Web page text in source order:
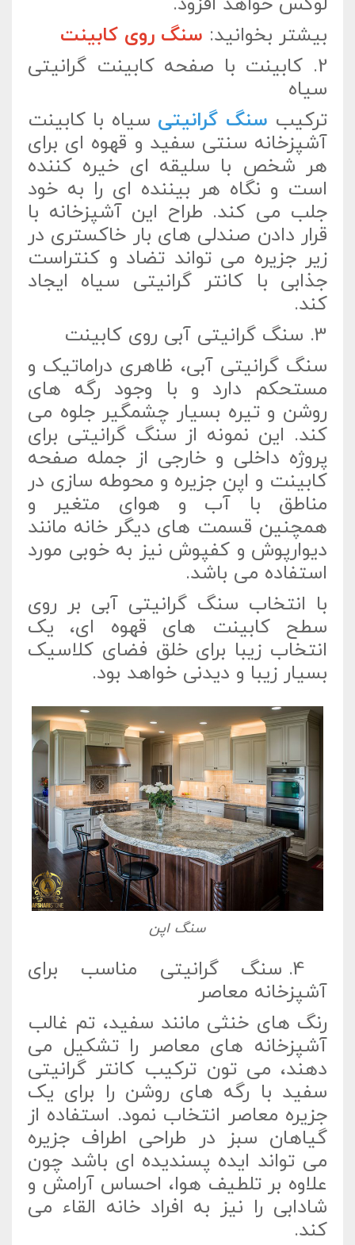
بیشتر بخوانید: سنگ روی کابینت
2. کابینت با صفحه کابینت گرانیتی
سیاه
ترکیب سنگ گرانیتی سیاه با کابینت
آشپزخانه سنتی سفید و قهوه ای برای
هر شخص با سلیقه ای خیره کننده
است و نگاه هر بیننده ای را به خود
جلب می کند. طراح این آشپزخانه با
قرار دادن صندلی های بار خاکستری در
زیر جزیره می تواند تضاد و کنتراست
جذابی با کانتر گرانیتی سیاه ایجاد
کند.
3. سنگ گرانیتی آبی روی کابینت
سنگ گرانیتی آبی، ظاهری دراماتیک و
مستحکم دارد و با وجود رگه های
روشن و تیره بسیار چشمگیر جلوه می
کند. این نمونه از سنگ گرانیتی برای
پروژه داخلی و خارجی از جمله صفحه
کابینت و اپن جزیره و محوطه سازی در
مناطق با آب و هوای متغیر و
همچنین قسمت های دیگر خانه مانند
دیوارپوش و کفپوش نیز به خوبی مورد
استفاده می باشد.
با انتخاب سنگ گرانیتی آبی بر روی
سطح کابینت های قهوه ای، یک
انتخاب زیبا برای خلق فضای کلاسیک
بسیار زیبا و دیدنی خواهد بود.
سنگ اپن
4. سنگ گرانیتی مناسب برای
آشپزخانه معاصر
رنگ های خنثی مانند سفید، تم غالب
آشپزخانه های معاصر را تشکیل می
دهند، می تون ترکیب کانتر گرانیتی
سفید با رگه های روشن را برای یک
جزیره معاصر انتخاب نمود. استفاده از
گیاهان سبز در طراحی اطراف جزیره
می تواند ایده پسندیده ای باشد چون
علاوه بر تلطیف هوا، احساس آرامش و
شادابی را نیز به افراد خانه القاء می
کند.